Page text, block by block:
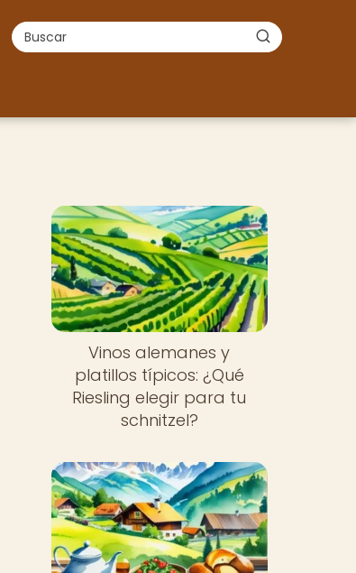
Vinos alemanes y
platillos típicos: ¿Qué
Riesling elegir para tu
schnitzel?